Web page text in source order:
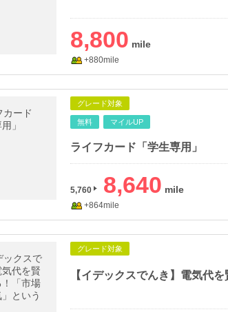
8,800
+880mile
グレード対象
無料 マイルUP
ライフカード「学生専用」
5,760 8,640
+864mile
グレード対象